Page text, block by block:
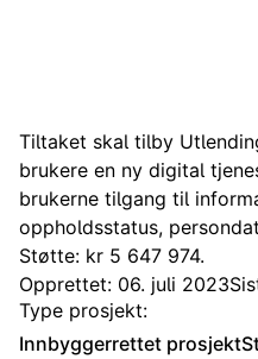
Tiltaket skal tilby
brukere en ny digital
brukerne tilgang til
oppholdsstatus,
Støtte: kr 5 647 974.
Opprettet: 06. juli 2023
Type prosjekt:
Innbyggerrettet prosjekt